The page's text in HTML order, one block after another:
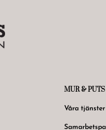
MUR & PUTS
Våra tjänster